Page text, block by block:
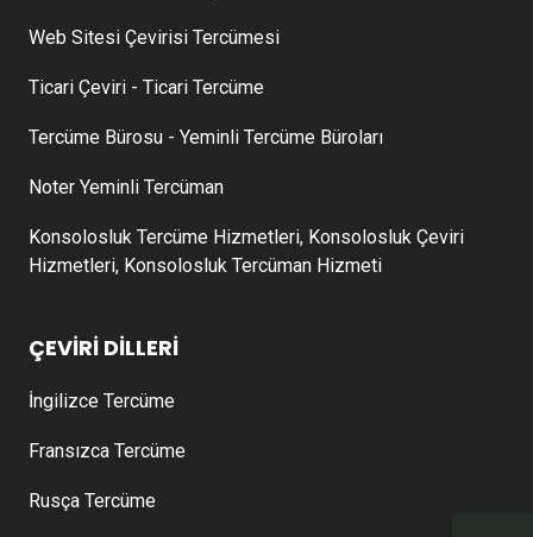
Web Sitesi Çevirisi Tercümesi
Ticari Çeviri - Ticari Tercüme
Tercüme Bürosu - Yeminli Tercüme Büroları
Noter Yeminli Tercüman
Konsolosluk Tercüme Hizmetleri, Konsolosluk Çeviri
Hizmetleri, Konsolosluk Tercüman Hizmeti
ÇEVİRİ DİLLERİ
İngilizce Tercüme
Fransızca Tercüme
Rusça Tercüme